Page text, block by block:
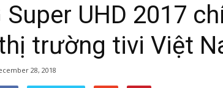
Super UHD 2017
trường tivi Việt
28, 2018